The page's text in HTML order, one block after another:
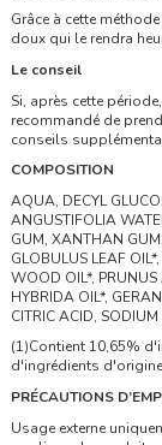
Grâce à cette
doux qui le rendra
Le conseil
Si, après cette
recommandé de
conseils
COMPOSITION
AQUA, DECYL
ANGUSTIFOLIA
GUM, XANTHAN
GLOBULUS LEAF
WOOD OIL*, PRUNUS
HYBRIDA OIL*,
CITRIC ACID,
(1)Contient 10,65%
d'ingrédients
PRÉCAUTIONS
Usage externe